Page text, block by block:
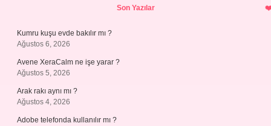
Son Yazılar
Kumru kuşu evde bakılır mı ?
Ağustos 6, 2026
Avene XeraCalm ne işe yarar ?
Ağustos 5, 2026
Arak rakı aynı mı ?
Ağustos 4, 2026
Adobe telefonda kullanılır mı ?